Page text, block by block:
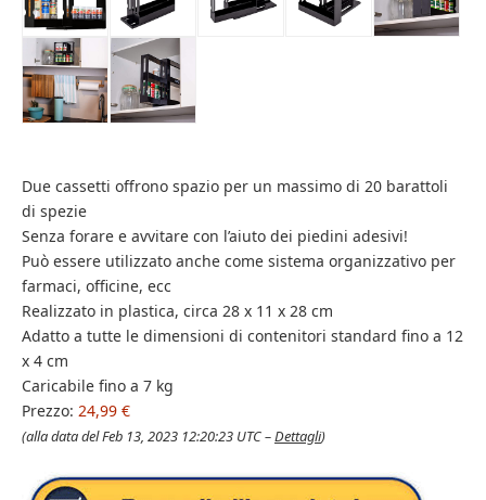
Due cassetti offrono spazio per un massimo di 20 barattoli
di spezie
Senza forare e avvitare con l’aiuto dei piedini adesivi!
Può essere utilizzato anche come sistema organizzativo per
farmaci, officine, ecc
Realizzato in plastica, circa 28 x 11 x 28 cm
Adatto a tutte le dimensioni di contenitori standard fino a 12
x 4 cm
Caricabile fino a 7 kg
Prezzo: 24,99 €
(alla data del Feb 13, 2023 12:20:23 UTC –Dettagli)